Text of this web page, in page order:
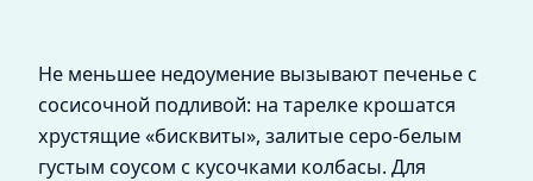
Не меньшее недоумение вызывают печенье с
сосисочной подливой: на тарелке крошатся
хрустящие «бисквиты», залитые серо-белым
густым соусом с кусочками колбасы. Для